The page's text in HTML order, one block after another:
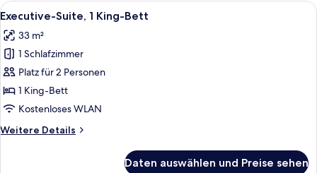
Bett
Alle
Fotos
für
Executive-
Suite,
1 King-
Bett
Hochwertige Bettwaren,
5
Executive-Suite, 1 King-Bett
33 m²
1 Schlafzimmer
Platz für 2 Personen
1 King-Bett
Kostenloses WLAN
Weitere Details
Weitere
Daten auswählen und Preise sehen